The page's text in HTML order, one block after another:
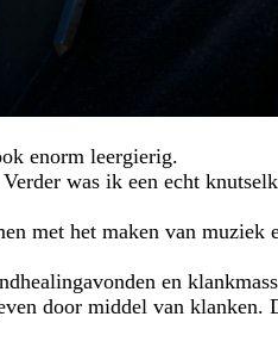
enorm leergierig.
was ik een echt
met het maken van
en
door middel van